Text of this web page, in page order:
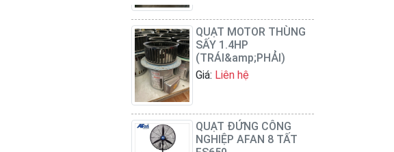
SẤY 1.4HP
(TRÁI&amp;PHẢI)
Giá: Liên hệ
NGHIỆP AFAN 8 TẤT
FS650
Giá: 1.852.500 đ